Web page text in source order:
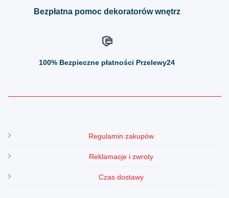
Bezpłatna pomoc dekoratorów wnętrz
100% Bezpieczne płatności Przelewy24
Regulamin zakupów
Reklamacje i zwroty
Czas dostawy